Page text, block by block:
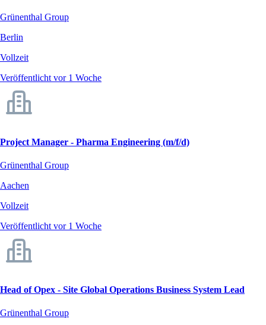
Grünenthal Group
Berlin
Vollzeit
Veröffentlicht vor 1 Woche
Project Manager - Pharma Engineering (m/f/d)
Grünenthal Group
Aachen
Vollzeit
Veröffentlicht vor 1 Woche
Head of Opex - Site Global Operations Business System Lead
Grünenthal Group